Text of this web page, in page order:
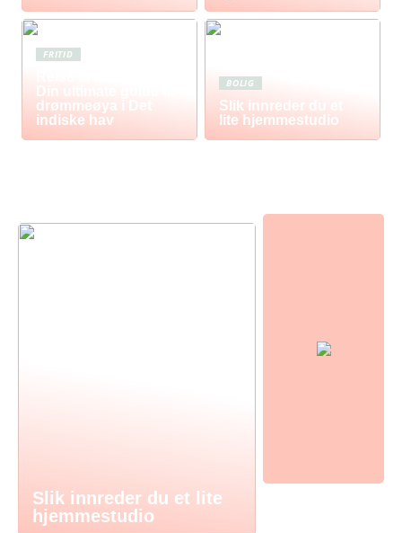
FRITID
Din ultimate guide til
drømmeøya i Det
indiske hav
BOLIG
Slik innreder du et
lite hjemmestudio
Slik innreder du et lite
hjemmestudio